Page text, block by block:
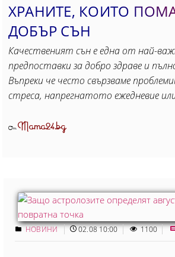
ХРАНИТЕ, КОИТО
ДОБЪР СЪН
Качественият сън е една от най-
предпоставки за добро здраве и
Въпреки че често свързваме
стреса, напрегнатото ежедневие
ОтMama24.bg
НОВИНИ 02.08 10:00 1100